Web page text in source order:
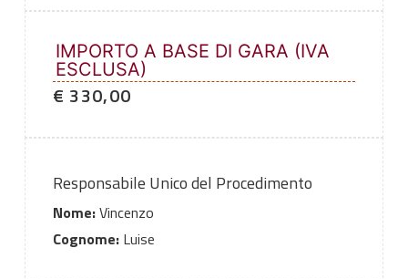
IMPORTO A BASE DI GARA (IVA
ESCLUSA)
€ 330,00
Responsabile Unico del Procedimento
Nome:Vincenzo
Cognome:Luise